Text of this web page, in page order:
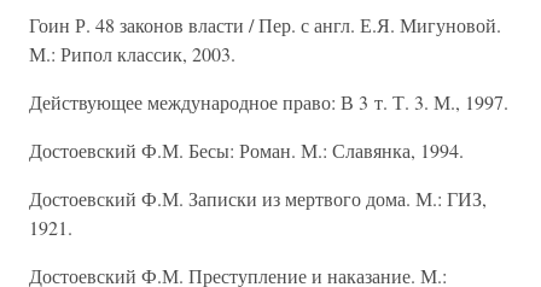
Гоин Р. 48 законов власти / Пер. с англ. Е.Я. Мигуновой.
М.: Рипол классик, 2003.
Действующее международное право: В 3 т. Т. 3. М., 1997.
Достоевский Ф.М. Бесы: Роман. М.: Славянка, 1994.
Достоевский Ф.М. Записки из мертвого дома. М.: ГИЗ,
1921.
Достоевский Ф.М. Преступление и наказание. М.: